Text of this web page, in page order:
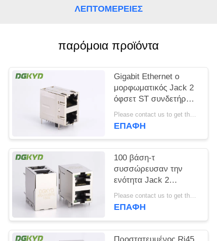
ΑΠΌΣΠΑΣΜΑ
SITEMAP
ΠΟΛΙΤΙΚΉ
ΜΥΣΤΙΚΌΤΗΤΑΣ
ΛΕΠΤΟΜΈΡΕΙΕΣ
παρόμοια προϊόντα
Gigabit Ethernet ο
μορφωματικός Jack 2
όφσετ ST συνδετήρων
2x1 λιμένων RJ45/Jk
με Leds
Please contact us to get the latest price. MOQ:1 κομμάτι
ΕΠΑΦΉ
100 βάση-τ
συσσώρευσαν την
ενότητα Jack 2
λιμένων RJ45 με
Magnetics η εμβύθιση
Please contact us to get the latest price. MOQ:1 κομμάτι
ΕΠΑΦΉ
Προστατευμένος Rj45